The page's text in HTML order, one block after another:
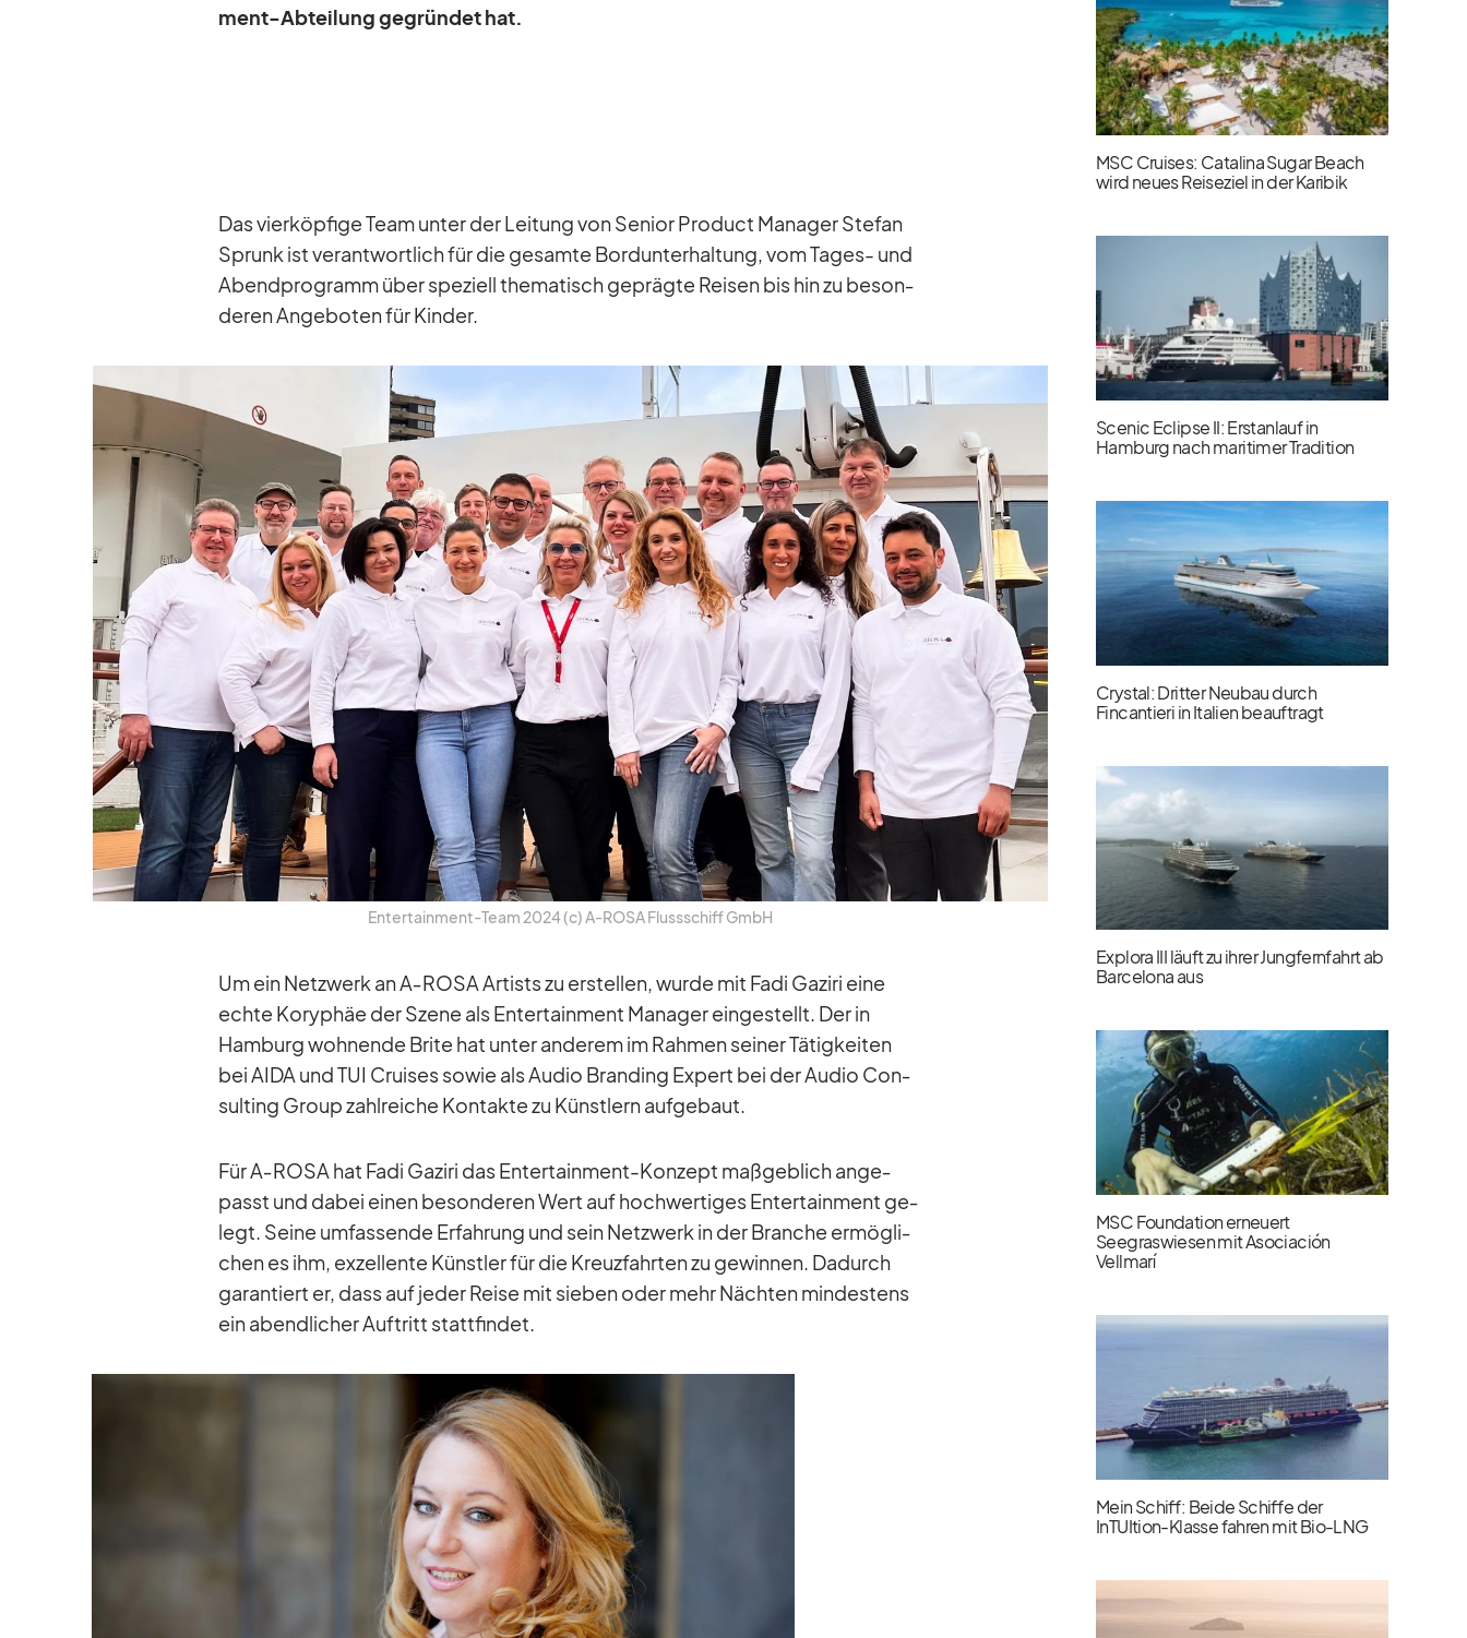
ment-Ab­tei­lung ge­grün­det hat.
Das vier­köp­fige Team un­ter der Lei­tung von Se­nior Pro­duct Ma­na­ger Ste­fan
Sprunk ist ver­ant­wort­lich für die ge­samte Bord­un­ter­hal­tung, vom Ta­ges- und
Abend­pro­gramm über spe­zi­ell the­ma­tisch ge­prägte Rei­sen bis hin zu be­son­
de­ren An­ge­bo­ten für Kin­der.
En­ter­tain­ment-Team 2024 (c) A‑ROSA Fluss­schiff GmbH
Um ein Netz­werk an A‑ROSA Ar­tists zu er­stel­len, wurde mit Fadi Ga­ziri eine
echte Ko­ry­phäe der Szene als En­ter­tain­ment Ma­na­ger ein­ge­stellt. Der in
Ham­burg woh­nende Brite hat un­ter an­de­rem im Rah­men sei­ner Tä­tig­kei­ten
bei AIDA und TUI Crui­ses so­wie als Au­dio Bran­ding Ex­pert bei der Au­dio Con­
sul­ting Group zahl­rei­che Kon­takte zu Künst­lern auf­ge­baut.
Für A‑ROSA hat Fadi Ga­ziri das En­ter­tain­ment-Kon­zept maß­geb­lich an­ge­
passt und da­bei ei­nen be­son­de­ren Wert auf hoch­wer­ti­ges En­ter­tain­ment ge­
legt. Seine um­fas­sende Er­fah­rung und sein Netz­werk in der Bran­che er­mög­li­
chen es ihm, ex­zel­lente Künst­ler für die Kreuz­fahr­ten zu ge­win­nen. Da­durch
ga­ran­tiert er, dass auf je­der Reise mit sie­ben oder mehr Näch­ten min­des­tens
ein abend­li­cher Auf­tritt statt­fin­det.
MSC Cruises: Catalina Sugar Beach
wird neues Reiseziel in der Karibik
Scenic Eclipse II: Erstanlauf in
Hamburg nach maritimer Tradition
Crystal: Dritter Neubau durch
Fincantieri in Italien beauftragt
Explora III läuft zu ihrer Jungfernfahrt ab
Barcelona aus
MSC Foundation erneuert
Seegraswiesen mit Asociación
Vellmarí
Mein Schiff: Beide Schiffe der
InTUItion-Klasse fahren mit Bio-LNG